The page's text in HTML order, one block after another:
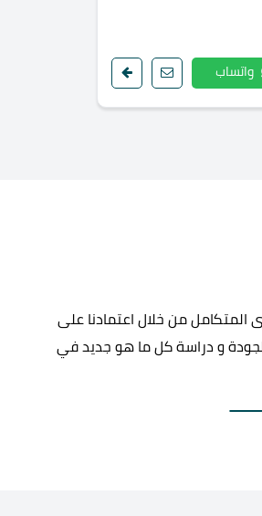
واتساب
من خلال اعتمادنا على
و دراسة كل ما هو جديد في